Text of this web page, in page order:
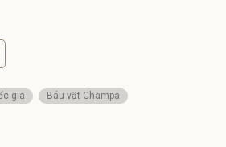
gia Báu vật Champa